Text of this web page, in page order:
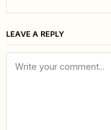
LEAVE A REPLY